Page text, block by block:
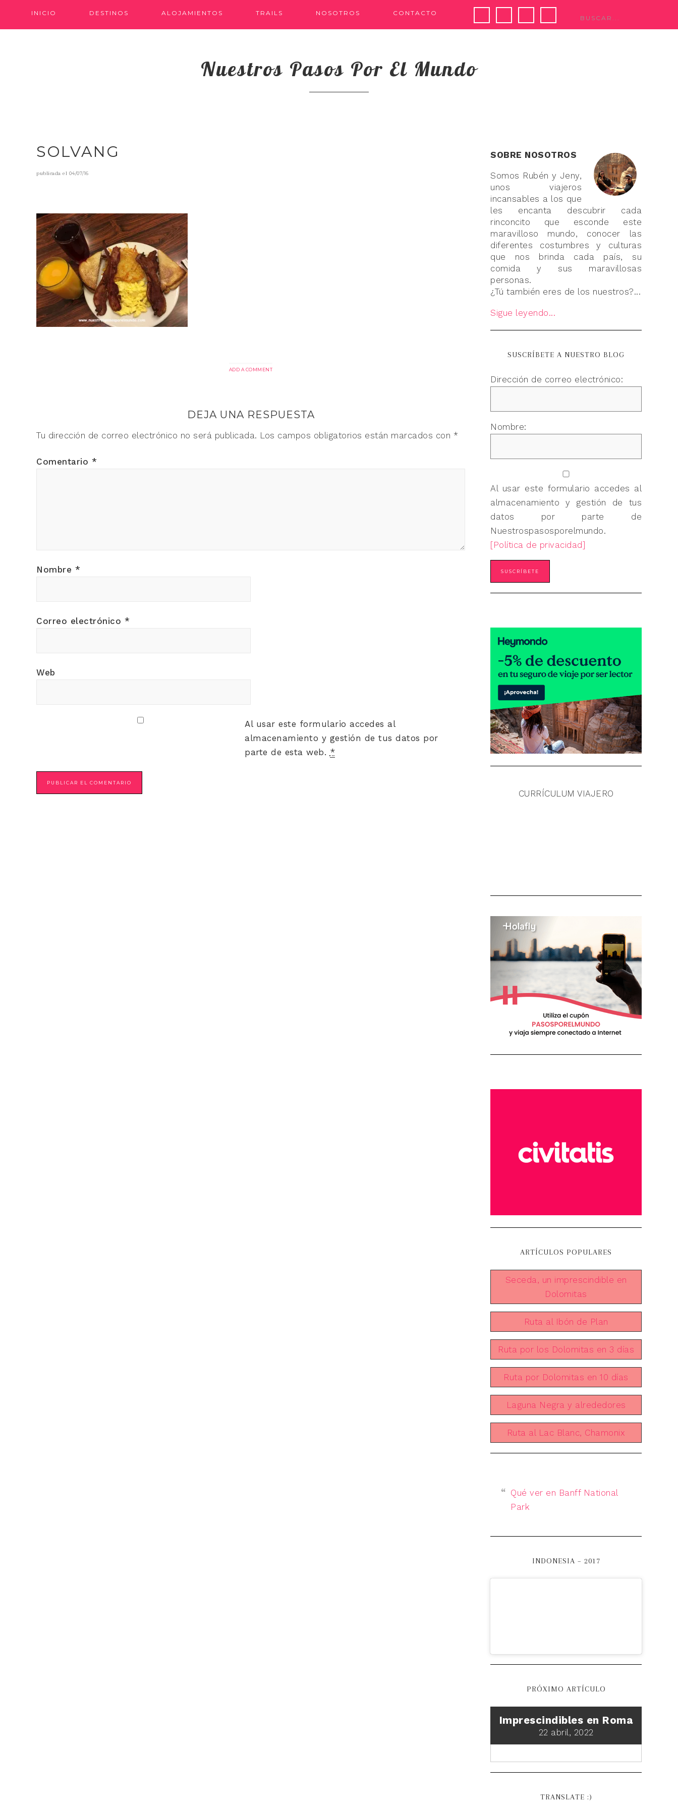
INICIO DESTINOS ALOJAMIENTOS TRAILS NOSOTROS CONTACTO
Nuestros Pasos Por El Mundo
SOLVANG
publicada el 04/07/16
ADD A COMMENT
DEJA UNA RESPUESTA
Tu dirección de correo electrónico no será publicada. Los campos obligatorios están marcados con *
Comentario *
Nombre *
Correo electrónico *
Web
Al usar este formulario accedes al
almacenamiento y gestión de tus datos por
parte de esta web. *
SOBRE NOSOTROS
Somos Rubén y Jeny,
unos viajeros
incansables a los que
les encanta descubrir cada
rinconcito que esconde este
maravilloso mundo, conocer las
diferentes costumbres y culturas
que nos brinda cada país, su
comida y sus maravillosas
personas.
¿Tú también eres de los nuestros?...
Sigue leyendo...
SUSCRÍBETE A NUESTRO BLOG
Dirección de correo electrónico:
Nombre:
Al usar este formulario accedes al
almacenamiento y gestión de tus
datos por parte de
Nuestrospasosporelmundo.
[Política de privacidad]
CURRÍCULUM VIAJERO
ARTÍCULOS POPULARES
Seceda, un imprescindible en
Dolomitas
Ruta al Ibón de Plan
Ruta por los Dolomitas en 3 días
Ruta por Dolomitas en 10 días
Laguna Negra y alrededores
Ruta al Lac Blanc, Chamonix
Qué ver en Banff National
Park
INDONESIA – 2017
PRÓXIMO ARTÍCULO
Imprescindibles en Roma
22 abril, 2022
TRANSLATE :)